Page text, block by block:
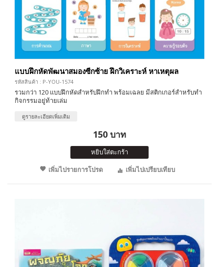
แบบฝึกหัดพัฒนาสมองซีกซ้าย ฝึกวิเคราะห์ หาเหตุผล
รหัสสินค้า : P-YOU-1574
รวมกว่า 120 แบบฝึกหัดสำหรับฝึกทำ พร้อมเฉลย มีสติกเกอร์สำหรับทำ
กิจกรรมอยู่ท้ายเล่ม
ดูรายละเอียดเพิ่มเติม
150 บาท
หยิบใส่ตะกร้า
เพิ่มไปรายการโปรด
เพิ่มไปเปรียบเทียบ